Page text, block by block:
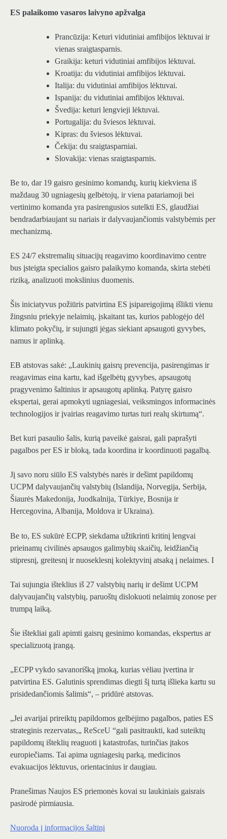
ES palaikomo vasaros laivyno apžvalga
Prancūzija: Keturi vidutiniai amfibijos lėktuvai ir
vienas sraigtasparnis.
Graikija: keturi vidutiniai amfibijos lėktuvai.
Kroatija: du vidutiniai amfibijos lėktuvai.
Italija: du vidutiniai amfibijos lėktuvai.
Ispanija: du vidutiniai amfibijos lėktuvai.
Švedija: keturi lengvieji lėktuvai.
Portugalija: du šviesos lėktuvai.
Kipras: du šviesos lėktuvai.
Čekija: du sraigtasparniai.
Slovakija: vienas sraigtasparnis.
Be to, dar 19 gaisro gesinimo komandų, kurių kiekviena iš
maždaug 30 ugniagesių gelbėtojų, ir viena patariamoji bei
vertinimo komanda yra pasirengusios sutelkti ES, glaudžiai
bendradarbiaujant su nariais ir dalyvaujančiomis valstybėmis per
mechanizmą.
ES 24/7 ekstremalių situacijų reagavimo koordinavimo centre
bus įsteigta specialios gaisro palaikymo komanda, skirta stebėti
riziką, analizuoti mokslinius duomenis.
Šis iniciatyvus požiūris patvirtina ES įsipareigojimą išlikti vienu
žingsniu priekyje nelaimių, įskaitant tas, kurios pablogėjo dėl
klimato pokyčių, ir sujungti jėgas siekiant apsaugoti gyvybes,
namus ir aplinką.
EB atstovas sakė: „Laukinių gaisrų prevencija, pasirengimas ir
reagavimas eina kartu, kad išgelbėtų gyvybes, apsaugotų
pragyvenimo šaltinius ir apsaugotų aplinką. Patyrę gaisro
ekspertai, gerai apmokyti ugniagesiai, veiksmingos informacinės
technologijos ir įvairias reagavimo turtas turi realų skirtumą“.
Bet kuri pasaulio šalis, kurią paveikė gaisrai, gali paprašyti
pagalbos per ES ir bloką, tada koordina ir koordinuoti pagalbą.
Jį savo noru siūlo ES valstybės narės ir dešimt papildomų
UCPM dalyvaujančių valstybių (Islandija, Norvegija, Serbija,
Šiaurės Makedonija, Juodkalnija, Türkiye, Bosnija ir
Hercegovina, Albanija, Moldova ir Ukraina).
Be to, ES sukūrė ECPP, siekdama užtikrinti kritinį lengvai
prieinamų civilinės apsaugos galimybių skaičių, leidžiančią
stipresnį, greitesnį ir nuoseklesnį kolektyvinį atsaką į nelaimes. I
Tai sujungia išteklius iš 27 valstybių narių ir dešimt UCPM
dalyvaujančių valstybių, paruoštų dislokuoti nelaimių zonose per
trumpą laiką.
Šie ištekliai gali apimti gaisrų gesinimo komandas, ekspertus ar
specializuotą įrangą.
„ECPP vykdo savanorišką įmoką, kurias vėliau įvertina ir
patvirtina ES. Galutinis sprendimas diegti šį turtą išlieka kartu su
prisidedančiomis šalimis“, – pridūrė atstovas.
„Jei avarijai prireiktų papildomos gelbėjimo pagalbos, paties ES
strateginis rezervatas,„ ReSceU “gali pasitraukti, kad suteiktų
papildomų išteklių reaguoti į katastrofas, turinčias įtakos
europiečiams. Tai apima ugniagesių parką, medicinos
evakuacijos lėktuvus, orientacinius ir daugiau.
Pranešimas Naujos ES priemonės kovai su laukiniais gaisrais
pasirodė pirmiausia.
Nuoroda į informacijos šaltinį